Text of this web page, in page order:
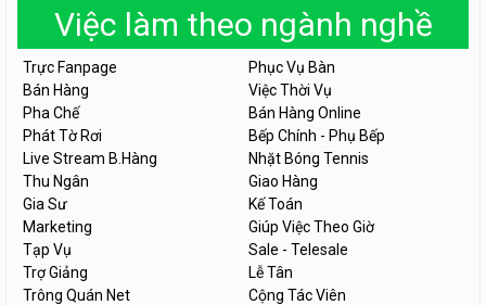
Việc làm theo ngành nghề
Trực Fanpage
Phục Vụ Bàn
Bán Hàng
Việc Thời Vụ
Pha Chế
Bán Hàng Online
Phát Tờ Rơi
Bếp Chính - Phụ Bếp
Live Stream B.Hàng
Nhặt Bóng Tennis
Thu Ngân
Giao Hàng
Gia Sư
Kế Toán
Marketing
Giúp Việc Theo Giờ
Tạp Vụ
Sale - Telesale
Trợ Giảng
Lễ Tân
Trông Quán Net
Cộng Tác Viên